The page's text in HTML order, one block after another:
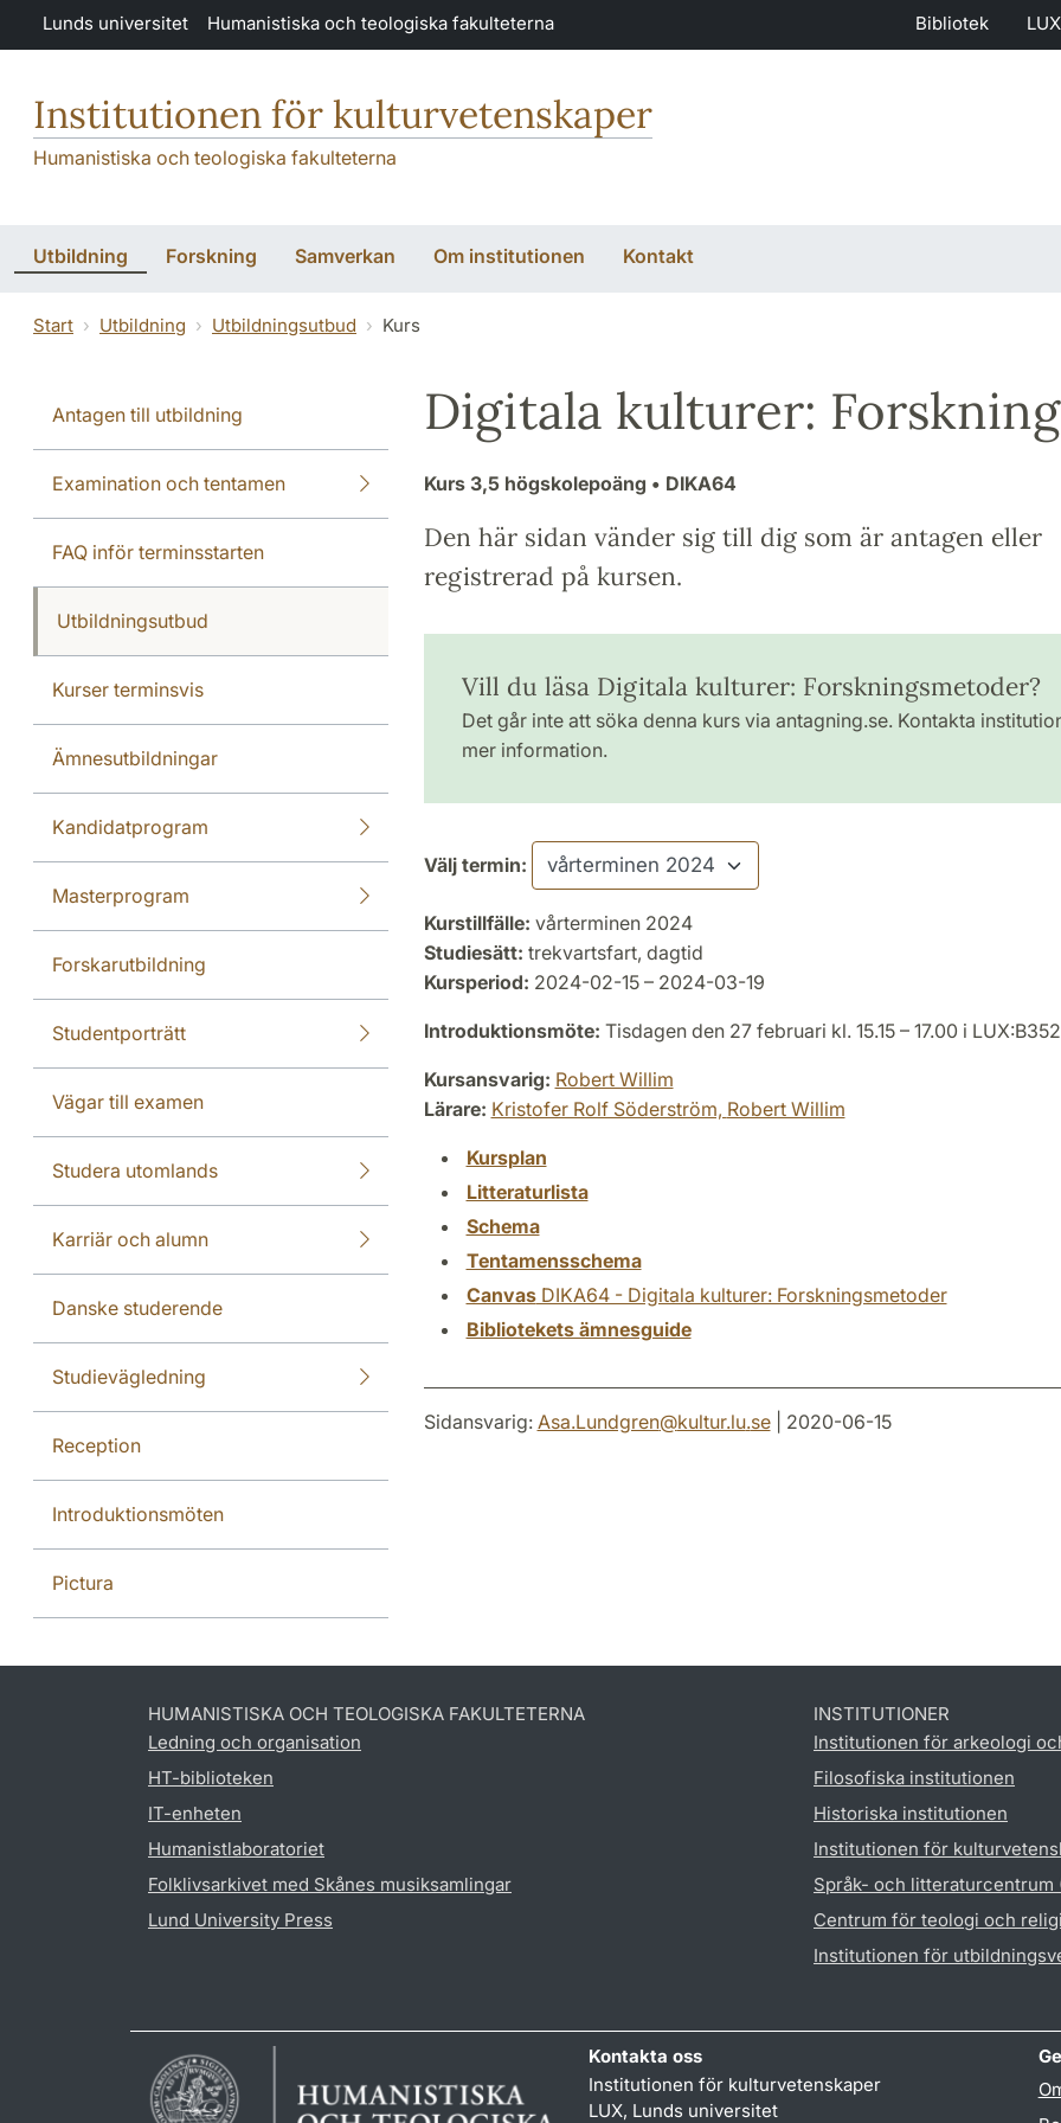
Hoppa till huvudinnehåll
Lunds universitet Humanistiska och teologiska fakulteterna Bibliotek LUX
Institutionen för kulturvetenskaper
Humanistiska och teologiska fakulteterna
Utbildning Forskning Samverkan Om institutionen Kontakt
Start Utbildning Utbildningsutbud Kurs
Antagen till utbildning
Examination och tentamen
FAQ inför terminsstarten
Utbildningsutbud
Kurser terminsvis
Ämnesutbildningar
Kandidatprogram
Masterprogram
Forskarutbildning
Studentporträtt
Vägar till examen
Studera utomlands
Karriär och alumn
Danske studerende
Studievägledning
Reception
Introduktionsmöten
Pictura
Digitala kulturer:
Kurs 3,5 högskolepoäng • DIKA64
Den här sidan vänder sig till dig som är antagen eller
registrerad på kursen.
Vill du läsa Digitala kulturer: Forskningsmetoder?
Det går inte att söka denna kurs via antagning.se. Kontakta
mer information.
Välj termin:
Kurstillfälle: vårterminen 2024
Studiesätt: trekvartsfart, dagtid
Kursperiod: 2024-02-15 – 2024-03-19
Introduktionsmöte: Tisdagen den 27 februari kl. 15.15 – 17.00 i LUX:B352
Kursansvarig: Robert Willim
Lärare: Kristofer Rolf Söderström, Robert Willim
Kursplan
Litteraturlista
Schema
Tentamensschema
CanvasDIKA64 - Digitala kulturer: Forskningsmetoder
Bibliotekets ämnesguide
Sidansvarig: Asa.Lundgren@kultur.lu.se| 2020-06-15
HUMANISTISKA OCH TEOLOGISKA FAKULTETERNA
Ledning och organisation
HT-biblioteken
IT-enheten
Humanistlaboratoriet
Folklivsarkivet med Skånes musiksamlingar
Lund University Press
INSTITUTIONER
Institutionen för arkeologi
Filosofiska institutionen
Historiska institutionen
Institutionen för
Språk- och litteraturcentrum
Centrum för teologi och
Institutionen för
Kontakta oss
Institutionen för kulturvetenskaper
LUX, Lunds universitet